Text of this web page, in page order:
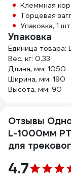
Клеммная
Торцевая
Упаковка, 1 шт.
Упаковка
Единица товара:
Вес, кг: 0.33
Длина, мм: 1050
Ширина, мм: 190
Высота, мм: 90
Отзывы
L-1000мм
для
4.7